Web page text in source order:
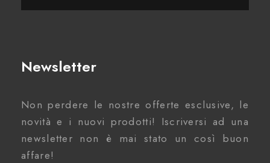
Newsletter
Non perdere le nostre offerte esclusive, le
novità e i nuovi prodotti! Iscriversi ad una
newsletter non è mai stato un così buon
affare!